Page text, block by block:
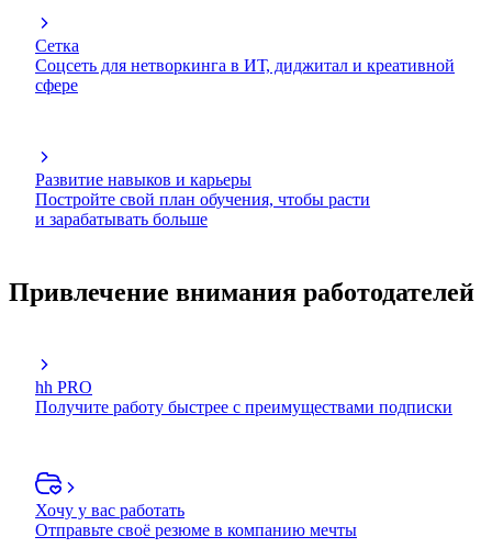
Сетка
Соцсеть для нетворкинга в ИТ, диджитал и креативной
сфере
Развитие навыков и карьеры
Постройте свой план обучения, чтобы расти
и зарабатывать больше
Привлечение внимания работодателей
hh PRO
Получите работу быстрее с преимуществами подписки
Хочу у вас работать
Отправьте своё резюме в компанию мечты